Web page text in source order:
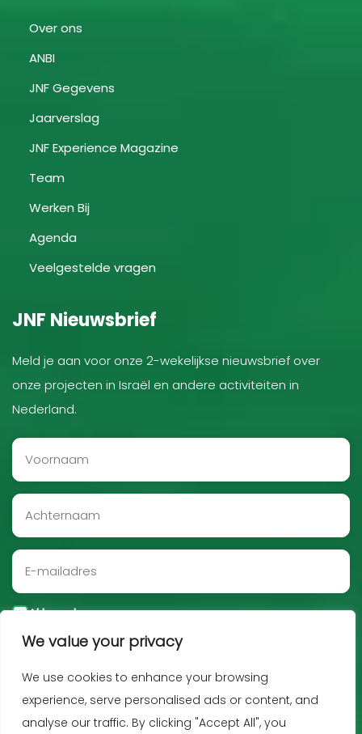
We value your privacy
We use cookies to enhance your browsing
experience, serve personalised ads or content, and
analyse our traffic. By clicking "Accept All", you
Over ons
ANBI
JNF Gegevens
Jaarverslag
JNF Experience Magazine
Team
Werken Bij
Agenda
Veelgestelde vragen
JNF Nieuwsbrief
Meld je aan voor onze 2-wekelijkse nieuwsbrief over
onze projecten in Israël en andere activiteiten in
Nederland.
Akkoord